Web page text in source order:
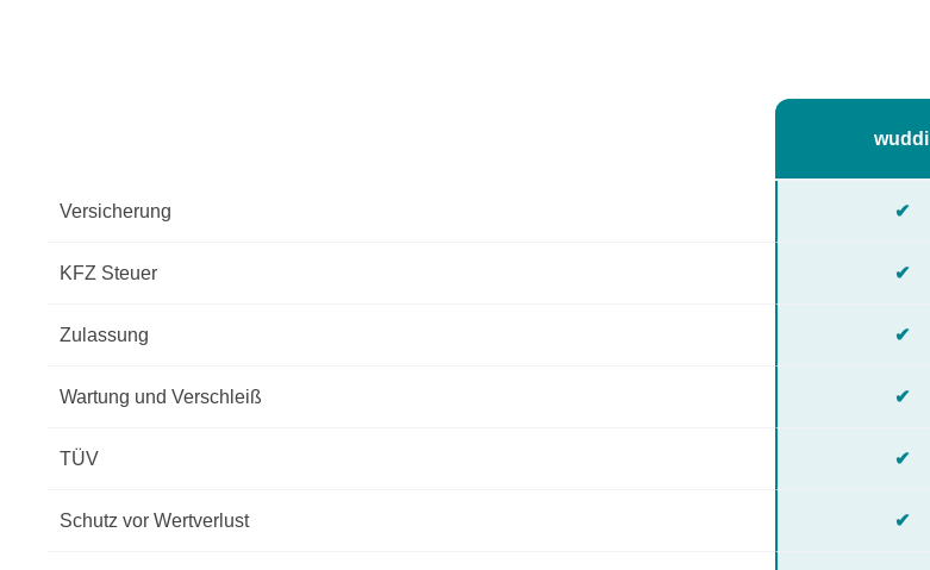
wuddi
Versicherung ✔
KFZ Steuer ✔
Zulassung ✔
Wartung und Verschleiß ✔
TÜV ✔
Schutz vor Wertverlust ✔